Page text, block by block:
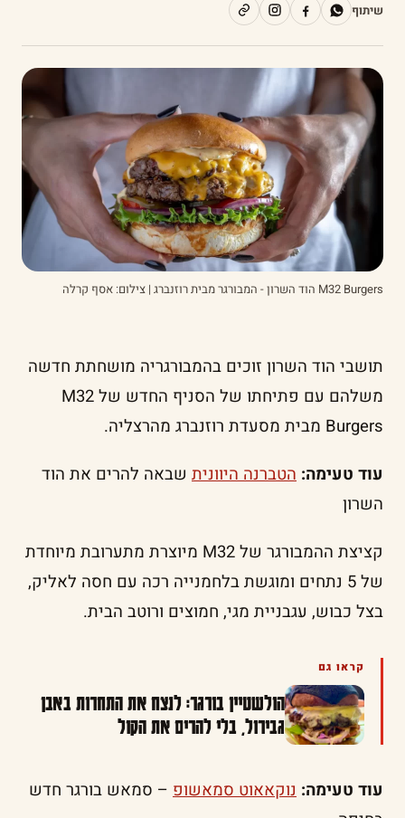
שיתוף
M32 Burgers הוד השרון - המבורגר מבית רוזנברג | צילום: אסף קרלה
תושבי הוד השרון זוכים בהמבורגריה מושחתת חדשה
משלהם עם פתיחתו של הסניף החדש של M32
Burgers מבית מסעדת רוזנברג מהרצליה.
עוד טעימה: הטברנה היוונית שבאה להרים את הוד
השרון
קציצת ההמבורגר של M32 מיוצרת מתערובת מיוחדת
של 5 נתחים ומוגשת בלחמנייה רכה עם חסה לאליק,
בצל כבוש, עגבניית מגי, חמוצים ורוטב הבית.
קראו גם
הולשטיין בורגר: לנצח את התחרות באבן
גבירול, בלי להרים את הקול
עוד טעימה: נוקאאוט סמאשופ – סמאש בורגר חדש